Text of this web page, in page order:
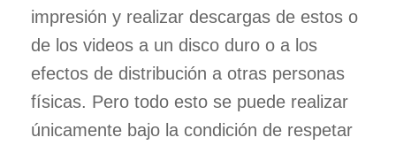
impresión y realizar descargas de estos o
de los videos a un disco duro o a los
efectos de distribución a otras personas
físicas. Pero todo esto se puede realizar
únicamente bajo la condición de respetar